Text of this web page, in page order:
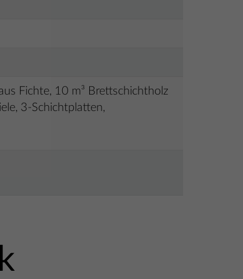
Fichte, 10 m³ Brettschichtholz
3-Schichtplatten,